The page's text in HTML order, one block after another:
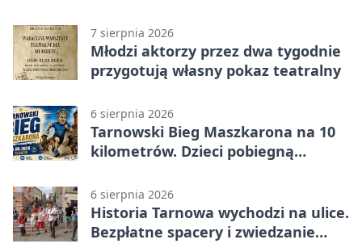
7 sierpnia 2026
Młodzi aktorzy przez dwa tygodnie
przygotują własny pokaz teatralny
6 sierpnia 2026
Tarnowski Bieg Maszkarona na 10
kilometrów. Dzieci pobiegną
6 sierpnia 2026
Historia Tarnowa wychodzi na ulice.
Bezpłatne spacery i zwiedzanie